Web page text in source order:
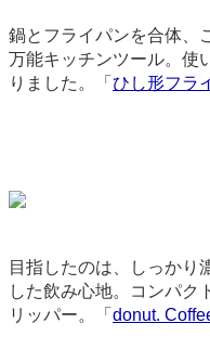
鍋とフライパンを合体、
万能キッチンツール。使
りました。「 ひし形フラ
目指したのは、しっかり
した飲み心地。コンパク
リッパー。「 donut.